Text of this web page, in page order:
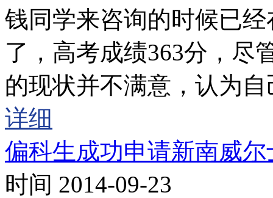
钱同学来咨询的时候已
了，高考成绩363分，尽
的现状并不满意，认为
详细
偏科生成功申请新南威尔
时间 2014-09-23